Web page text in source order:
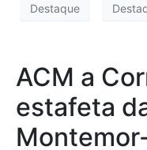
Destaque
ACM a
estafeta